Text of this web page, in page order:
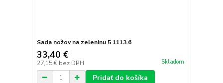
Sada nožov na zeleninu 5.1113.6
33,40 €
27,15 € bez DPH Skladom
Pridať do košíka